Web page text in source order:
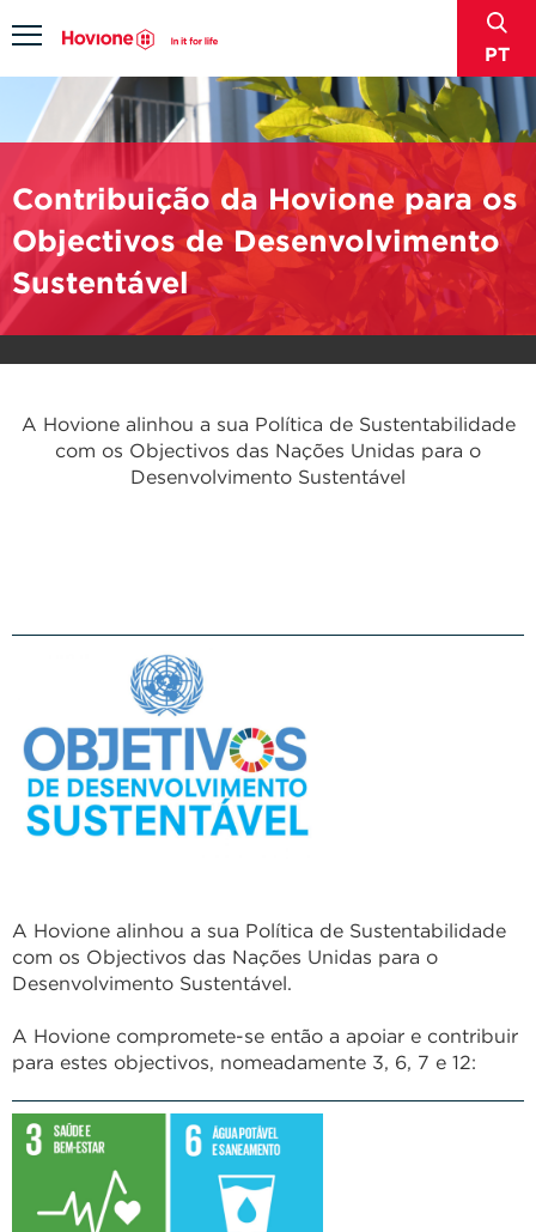
PT
Menu
Contribuição da Hovione para os
Objectivos de Desenvolvimento
Sustentável
A Hovione alinhou a sua Política de Sustentabilidade
com os Objectivos das Nações Unidas para o
Desenvolvimento Sustentável
A Hovione alinhou a sua Política de Sustentabilidade
com os Objectivos das Nações Unidas para o
Desenvolvimento Sustentável.
A Hovione compromete-se então a apoiar e contribuir
para estes objectivos, nomeadamente 3, 6, 7 e 12: